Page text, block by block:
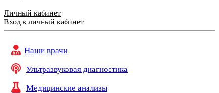
Личный кабинет
Вход в личный кабинет
Наши врачи
Ультразвуковая диагностика
Медицинские анализы